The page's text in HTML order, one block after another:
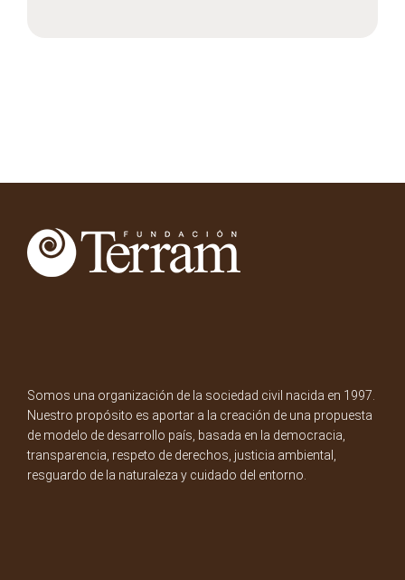
Somos una organización de la sociedad civil nacida en 1997.
Nuestro propósito es aportar a la creación de una propuesta
de modelo de desarrollo país, basada en la democracia,
transparencia, respeto de derechos, justicia ambiental,
resguardo de la naturaleza y cuidado del entorno.